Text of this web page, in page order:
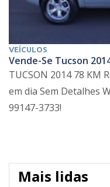
VEÍCULOS
Vende-Se Tucson
TUCSON 2014 78 KM
em dia Sem Detalhes
99147-3733!
Mais lidas